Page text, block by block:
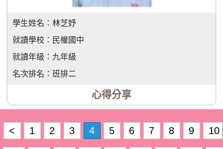
學生姓名： 林芝妤
就讀學校： 民權國中
就讀年級： 九年級
名次排名： 班排二
心得分享
< 1 2 3 4 5 6 7 8 9 10